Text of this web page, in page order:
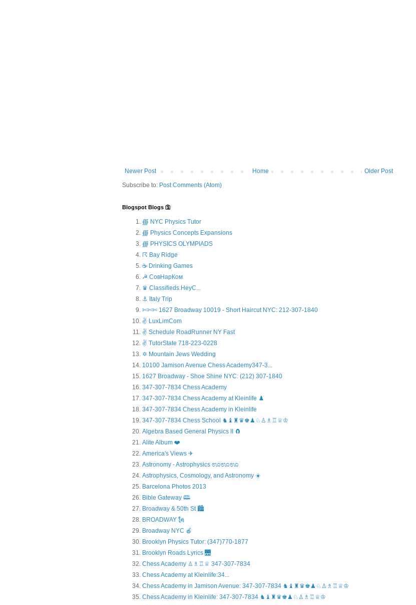
Newer Post Older Post
Home
Subscribe to: Post Comments (Atom)
Blogspot Blogs 🛐
∰ NYC Physics Tutor
∰ Physics Concepts Expansions
∰ PHYSICS OLYMPIADS
☈ Bay Ridge
☕ Drinking Games
☭ СовНарКом
♛ Classifieds.HeyC...
⚓ Italy Trip
✄✄✄ 1627 Broadway 10019 - Short Haircut NYC: 212-307-1840
✌ LuxLimCom
✌ Schedule RoadRunner NY Fast
✌ TutorState 718-223-0228
✡ Mountain Jews Wedding
10100 Jamison Avenue Chess Academy347-3...
1627 Broadway - Shoe Shine NYC: (212) 307-1840
347-307-7834 Chess Academy
347-307-7834 Chess Academy at Kleinlife ♟️
347-307-7834 Chess Academy in Kleinlife
347-307-7834 Chess School ♞♝♜♛♚♟♘♙♗♖♕♔
Algebra Based General Physics II 🧲
Alite Album ❤️
America's Views ✈
Astronomy - Astrophysics ಊಊಊ
Astrophysics, Cosmology, and Astronomy ☀️
Barcelona Photos 2013
Bible Gateway 🕮
Broadway & 50th St 🏙️
BROADWAY 🗽
Broadway NYC 🍎
Brooklyn Physics Tutor: (347)770-1877
Brooklyn Roads Lyrics 🌉
Chess Academy ♙♗♖♕ 347-307-7834
Chess Academy at Kleinlife:34...
Chess Academy in Jamison Avenue: 347-307-7834 ♞♝♜♛♚♟♘♙♗♖♕♔
Chess Academy in Kleinlife: 347-307-7834 ♞♝♜♛♚♟♘♙♗♖♕♔